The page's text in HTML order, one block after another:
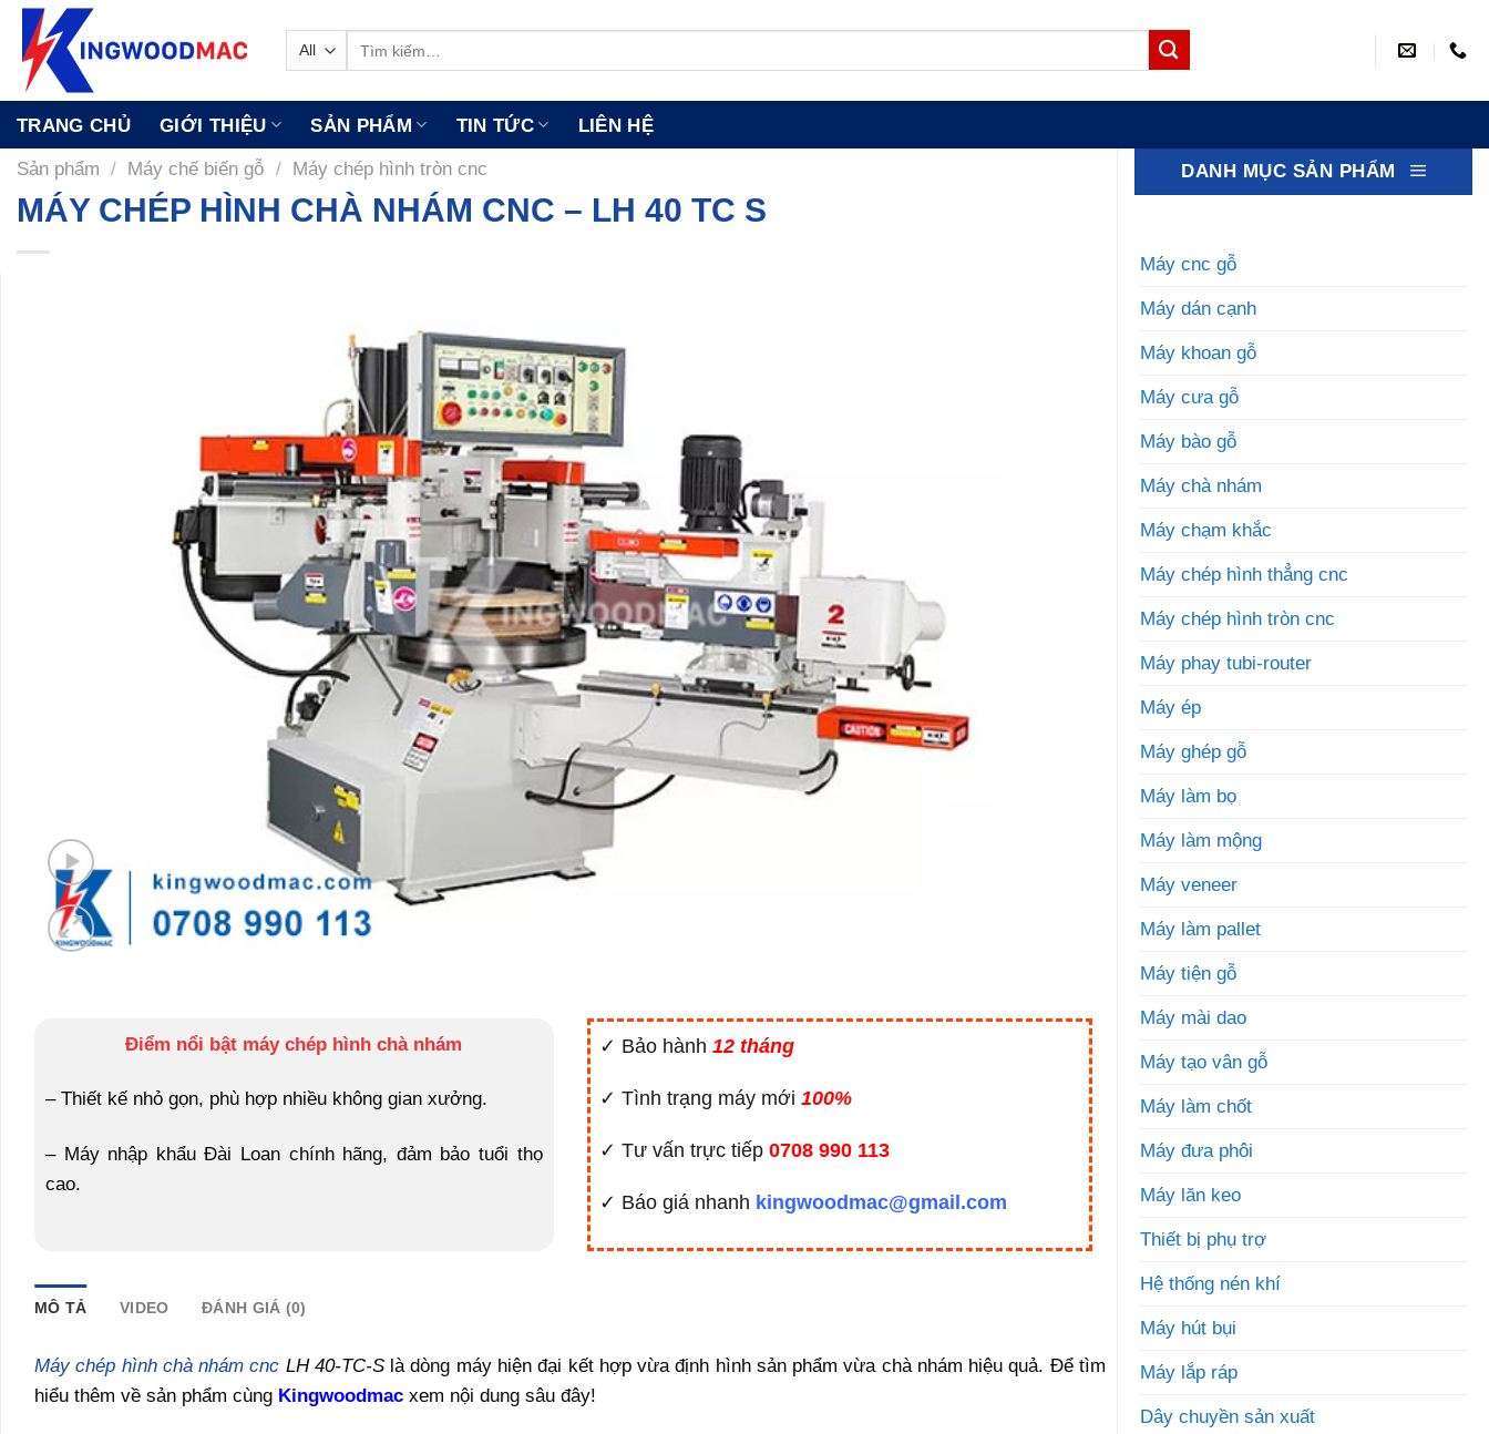
Skip
content
TRANG CHỦ GIỚI THIỆU SẢN PHẨM TIN TỨC
LIÊN HỆ
Sản phẩm / Máy chế biến gỗ / Máy chép hình tròn cnc
MÁY CHÉP HÌNH CHÀ NHÁM CNC – LH 40 TC S
Điểm nổi bật máy chép hình chà nhám
– Thiết kế nhỏ gọn, phù hợp nhiều không gian xưởng.
– Máy nhập khẩu Đài Loan chính hãng, đảm bảo tuổi thọ
cao.
✓ Bảo hành 12 tháng
✓ Tình trạng máy mới 100%
✓ Tư vấn trực tiếp 0708 990 113
✓ Báo giá nhanh kingwoodmac@gmail.com
MÔ TẢ VIDEO ĐÁNH GIÁ (0)
Máy chép hình chà nhám cnc LH 40-TC-Slà dòng máy hiện đại kết hợp vừa định hình sản phẩm vừa chà nhám hiệu quả. Để tìm
hiểu thêm về sản phẩm cùng Kingwoodmac xem nội dung sâu đây!
DANH MỤC SẢN PHẨM
Máy cnc gỗ
Máy dán cạnh
Máy khoan gỗ
Máy cưa gỗ
Máy bào gỗ
Máy chà nhám
Máy chạm khắc
Máy chép hình thẳng cnc
Máy chép hình tròn cnc
Máy phay tubi-router
Máy ép
Máy ghép gỗ
Máy làm bọ
Máy làm mộng
Máy veneer
Máy làm pallet
Máy tiện gỗ
Máy mài dao
Máy tạo vân gỗ
Máy làm chốt
Máy đưa phôi
Máy lăn keo
Thiết bị phụ trợ
Hệ thống nén khí
Máy hút bụi
Máy lắp ráp
Dây chuyền sản xuất